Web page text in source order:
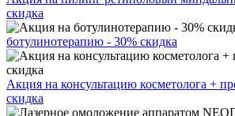
скидка
ботулинотерапию - 30% скидка
Акция на консультацию косметолога +
скидка